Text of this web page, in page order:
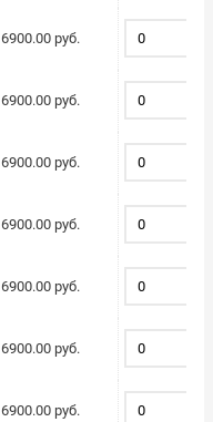
6900.00 руб.
6900.00 руб.
6900.00 руб.
6900.00 руб.
6900.00 руб.
6900.00 руб.
6900.00 руб.